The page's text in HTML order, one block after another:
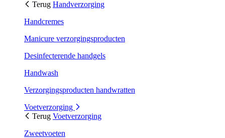
Terug Handverzorging
Handcremes
Manicure verzorgingsproducten
Desinfecterende handgels
Handwash
Verzorgingsproducten handwratten
Voetverzorging
Terug Voetverzorging
Zweetvoeten